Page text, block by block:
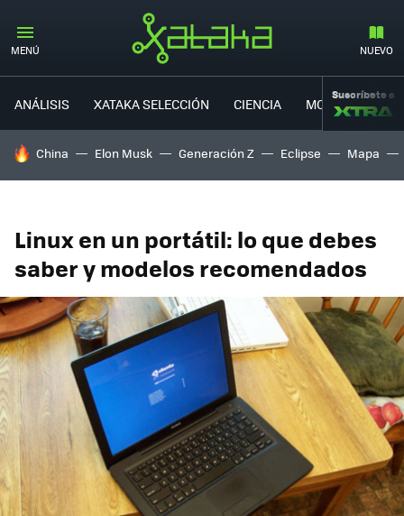
MENÚ NUEVO
ANÁLISIS XATAKA SELECCIÓN CIENCIA MOVILIDAD
Suscríbete a
HOY SE HABLA DE
China Elon Musk Generación Z Eclipse Mapa
Linux en un portátil: lo que debes
saber y modelos recomendados